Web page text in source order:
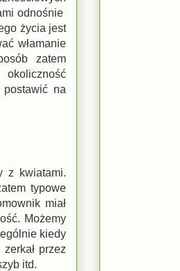
odnośnie
życia jest
włamanie
zatem
na
z kwiatami.
typowe
miał
Możemy
kiedy
przez
itd.